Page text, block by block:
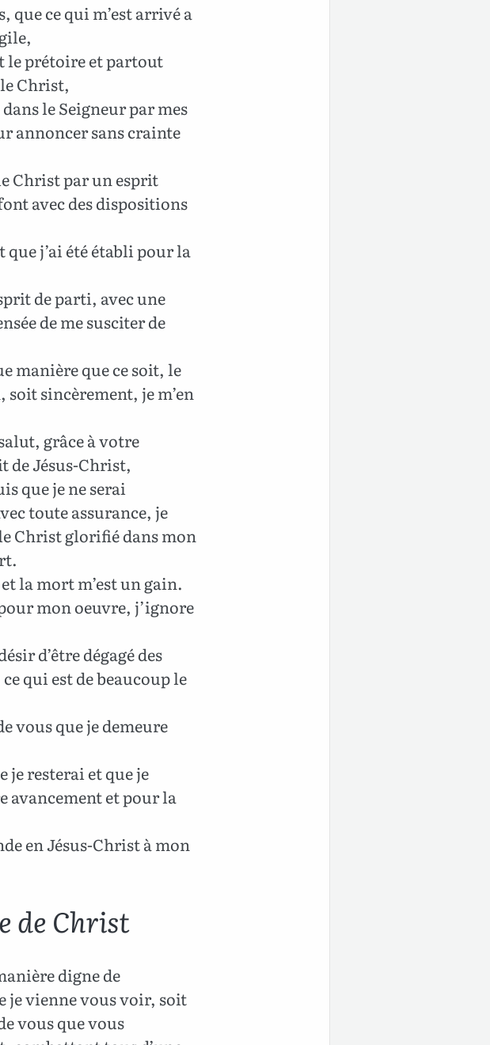
que ce qui m’est arrivé a
le prétoire et partout
Christ,
le Seigneur par mes
annoncer sans crainte
Christ par un esprit
avec des dispositions
j’ai été établi pour la
de parti, avec une
de me susciter de
manière que ce soit, le
sincèrement, je m’en
grâce à votre
de Jésus-Christ,
que je ne serai
toute assurance, je
Christ glorifié dans mon
la mort m’est un gain.
mon oeuvre, j’ignore
d’être dégagé des
qui est de beaucoup le
vous que je demeure
je resterai et que je
avancement et pour la
en Jésus-Christ à mon
de Christ
digne de
je vienne vous voir, soit
vous que vous